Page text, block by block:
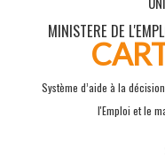
MINISTERE DE
Système d’aide à la
l'Emploi et le